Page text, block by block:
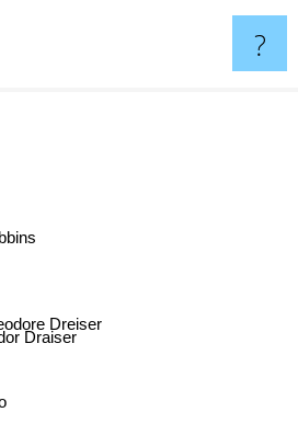
?
Dreiser
Draiser